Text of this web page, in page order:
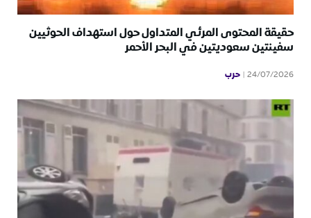
حقيقة المحتوى المرئي المتداول حول استهداف الحوثيين
سفينتين سعوديتين في البحر الأحمر
24/07/2026 حرب